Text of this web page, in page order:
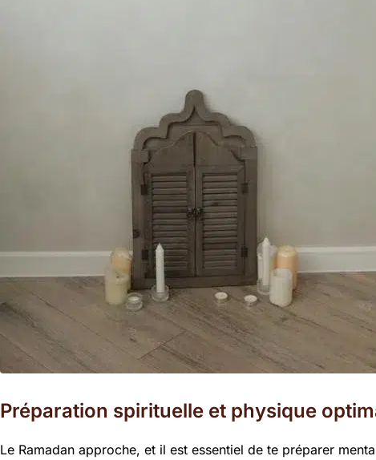
Préparation spirituelle et physique
Le Ramadan approche, et il est essentiel de te préparer